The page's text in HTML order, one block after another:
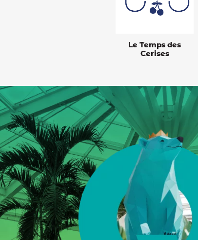
Le Temps des
Cerises